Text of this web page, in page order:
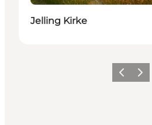
Jelling Kirke
ForrigeNæste